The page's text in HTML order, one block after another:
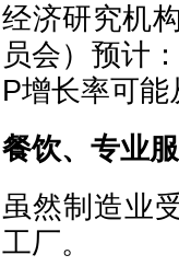
经济研究机
员会）预计
P增长率可
餐饮、专业
虽然制造业
工厂。